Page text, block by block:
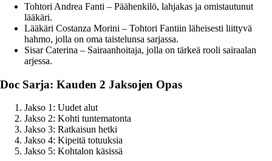
Tohtori Andrea Fanti – Päähenkilö, lahjakas ja omistautunut
lääkäri.
Lääkäri Costanza Morini – Tohtori Fantiin läheisesti liittyvä
hahmo, jolla on oma taistelunsa sarjassa.
Sisar Caterina – Sairaanhoitaja, jolla on tärkeä rooli sairaalan
arjessa.
Doc Sarja: Kauden 2 Jaksojen Opas
Jakso 1: Uudet alut
Jakso 2: Kohti tuntematonta
Jakso 3: Ratkaisun hetki
Jakso 4: Kipeitä totuuksia
Jakso 5: Kohtalon käsissä